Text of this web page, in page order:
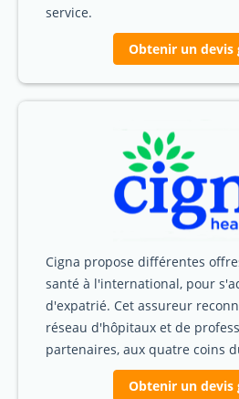
service.
Obtenir un devis
Cigna propose différentes
santé à l'international, pour
d'expatrié. Cet assureur
réseau d'hôpitaux et de
partenaires, aux quatre coins
Obtenir un devis